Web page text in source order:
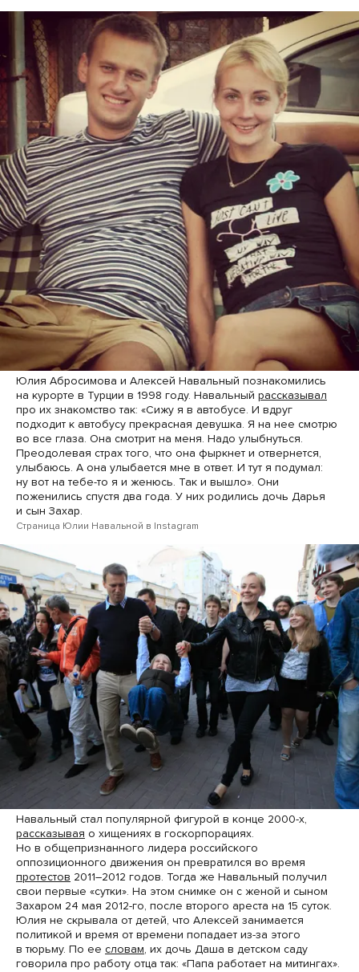
Юлия Абросимова и Алексей Навальный познакомились
на курорте в Турции в 1998 году. Навальный рассказывал
про их знакомство так: «Сижу я в автобусе. И вдруг
подходит к автобусу прекрасная девушка. Я на нее смотрю
во все глаза. Она смотрит на меня. Надо улыбнуться.
Преодолевая страх того, что она фыркнет и отвернется,
улыбаюсь. А она улыбается мне в ответ. И тут я подумал:
ну вот на тебе-то я и женюсь. Так и вышло». Они
поженились спустя два года. У них родились дочь Дарья
и сын Захар.
Страница Юлии Навальной в Instagram
Навальный стал популярной фигурой в конце 2000-х,
рассказывая о хищениях в госкорпорациях.
Но в общепризнанного лидера российского
оппозиционного движения он превратился во время
протестов 2011–2012 годов. Тогда же Навальный получил
свои первые «сутки». На этом снимке он с женой и сыном
Захаром 24 мая 2012-го, после второго ареста на 15 суток.
Юлия не скрывала от детей, что Алексей занимается
политикой и время от времени попадает из-за этого
в тюрьму. По ее словам, их дочь Даша в детском саду
говорила про работу отца так: «Папа работает на митингах».